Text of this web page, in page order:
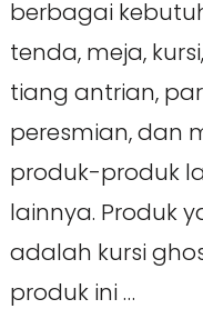
berbagai
tenda, meja,
tiang antrian,
peresmian, dan
produk-produk
lainnya. Produk
adalah kursi
produk ini …